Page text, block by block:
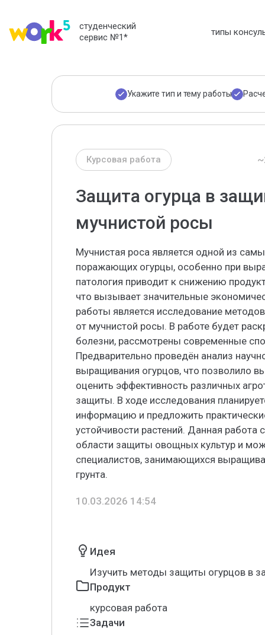
студенческий
сервис №1* типы
Укажите тип и тему работы
Курсовая работа
Защита огурца в
мучнистой росы
Мучнистая роса является одной из
поражающих огурцы, особенно при
патология приводит к снижению
что вызывает значительные
работы является исследование
от мучнистой росы. В работе будет
болезни, рассмотрены современные
Предварительно проведён анализ
выращивания огурцов, что позволило
оценить эффективность различных
защиты. В ходе исследования
информацию и предложить
устойчивости растений. Данная работа
области защиты овощных культур и
специалистов, занимающихся
грунта.
10.03.2026 14:54
Идея
Изучить методы защиты огурцов в
Продукт
курсовая работа
Задачи